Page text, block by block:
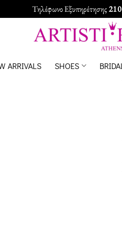
Τηλέφωνο Εξυπηρέτησης
ARRIVALS SHOES